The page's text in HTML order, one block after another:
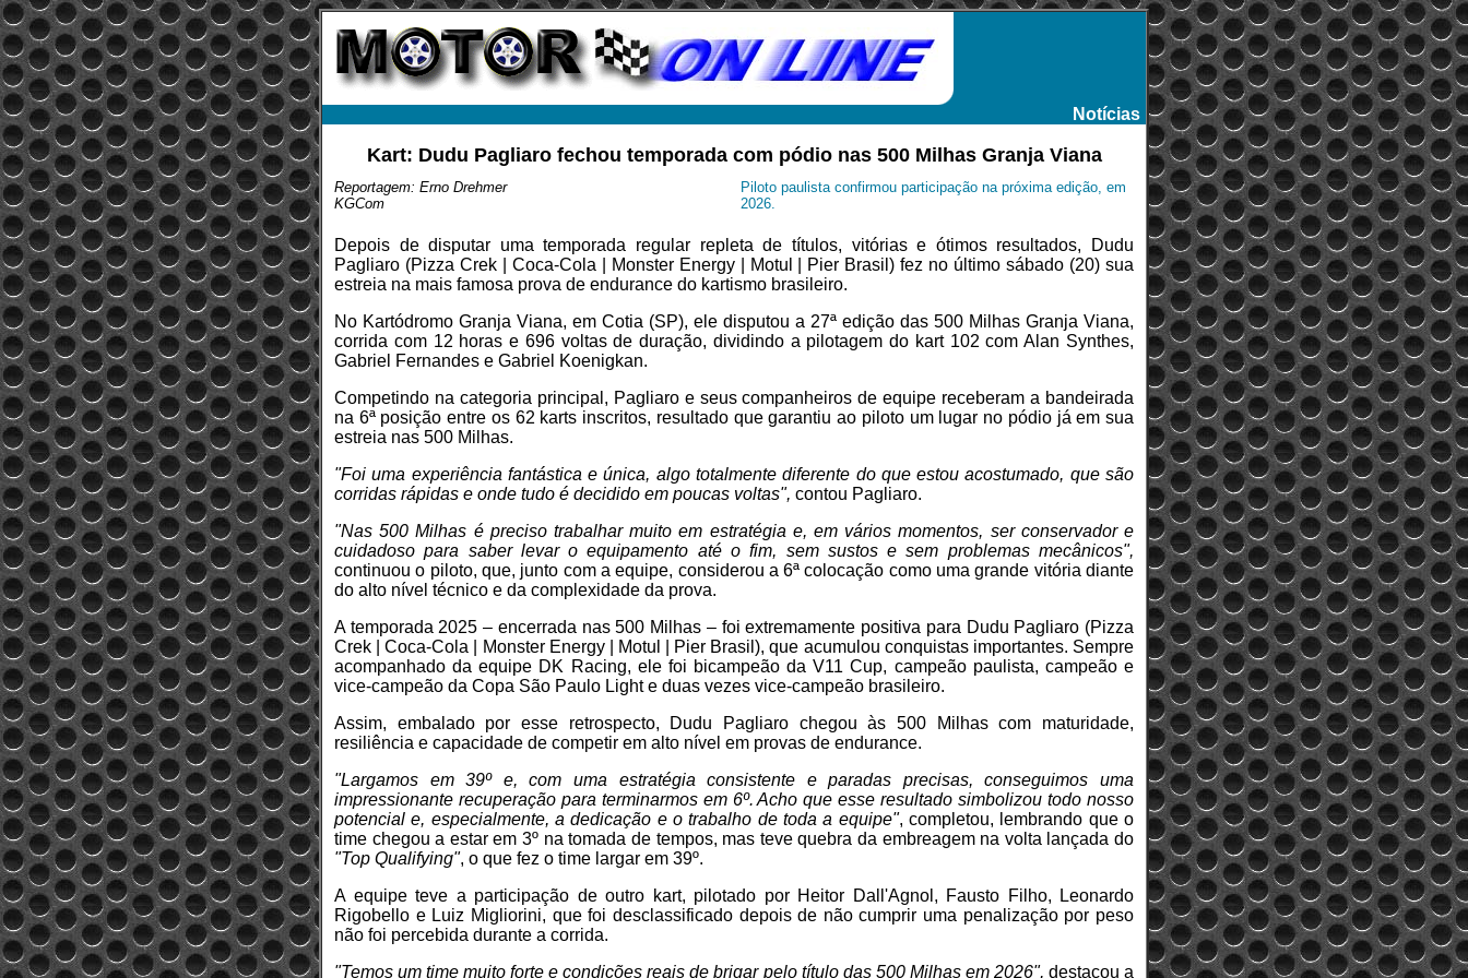
Notícias
Kart: Dudu Pagliaro fechou temporada com pódio nas 500 Milhas Granja Viana
Reportagem: Erno Drehmer
KGCom
Piloto paulista confirmou participação na próxima edição, em
2026.
Depois de disputar uma temporada regular repleta de títulos, vitórias e ótimos resultados, Dudu
Pagliaro (Pizza Crek | Coca-Cola | Monster Energy | Motul | Pier Brasil) fez no último sábado (20) sua
estreia na mais famosa prova de endurance do kartismo brasileiro.
No Kartódromo Granja Viana, em Cotia (SP), ele disputou a 27ª edição das 500 Milhas Granja Viana,
corrida com 12 horas e 696 voltas de duração, dividindo a pilotagem do kart 102 com Alan Synthes,
Gabriel Fernandes e Gabriel Koenigkan.
Competindo na categoria principal, Pagliaro e seus companheiros de equipe receberam a bandeirada
na 6ª posição entre os 62 karts inscritos, resultado que garantiu ao piloto um lugar no pódio já em sua
estreia nas 500 Milhas.
"Foi uma experiência fantástica e única, algo totalmente diferente do que estou acostumado, que são
corridas rápidas e onde tudo é decidido em poucas voltas", contou Pagliaro.
"Nas 500 Milhas é preciso trabalhar muito em estratégia e, em vários momentos, ser conservador e
cuidadoso para saber levar o equipamento até o fim, sem sustos e sem problemas mecânicos",
continuou o piloto, que, junto com a equipe, considerou a 6ª colocação como uma grande vitória diante
do alto nível técnico e da complexidade da prova.
A temporada 2025 – encerrada nas 500 Milhas – foi extremamente positiva para Dudu Pagliaro (Pizza
Crek | Coca-Cola | Monster Energy | Motul | Pier Brasil), que acumulou conquistas importantes. Sempre
acompanhado da equipe DK Racing, ele foi bicampeão da V11 Cup, campeão paulista, campeão e
vice-campeão da Copa São Paulo Light e duas vezes vice-campeão brasileiro.
Assim, embalado por esse retrospecto, Dudu Pagliaro chegou às 500 Milhas com maturidade,
resiliência e capacidade de competir em alto nível em provas de endurance.
"Largamos em 39º e, com uma estratégia consistente e paradas precisas, conseguimos uma
impressionante recuperação para terminarmos em 6º. Acho que esse resultado simbolizou todo nosso
potencial e, especialmente, a dedicação e o trabalho de toda a equipe", completou, lembrando que o
time chegou a estar em 3º na tomada de tempos, mas teve quebra da embreagem na volta lançada do
"Top Qualifying", o que fez o time largar em 39º.
A equipe teve a participação de outro kart, pilotado por Heitor Dall'Agnol, Fausto Filho, Leonardo
Rigobello e Luiz Migliorini, que foi desclassificado depois de não cumprir uma penalização por peso
não foi percebida durante a corrida.
"Temos um time muito forte e condições reais de brigar pelo título das 500 Milhas em 2026", destacou a